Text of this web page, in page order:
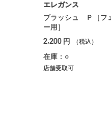
エレガンス
ブラッシュ Ｐ［フ
ー用］
2,200 円 （税込）
在庫：○
店舗受取可